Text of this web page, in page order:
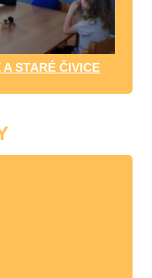
STARÉ ČIVICE